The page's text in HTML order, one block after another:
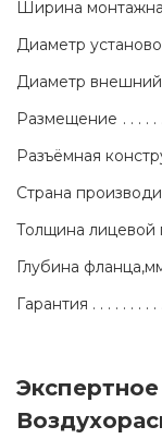
Ширина
Диаметр
Диаметр
Размещение
Разъёмная
Страна
Толщина лицевой
Глубина
Гарантия